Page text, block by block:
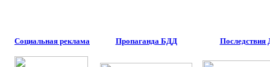
Социальная реклама Пропаганда БДД